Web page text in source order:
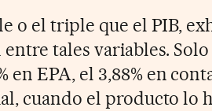
o el triple que el PIB,
tales variables. Solo
en EPA, el 3,88% en
cuando el producto lo